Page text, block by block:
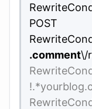
POST
.comment\/